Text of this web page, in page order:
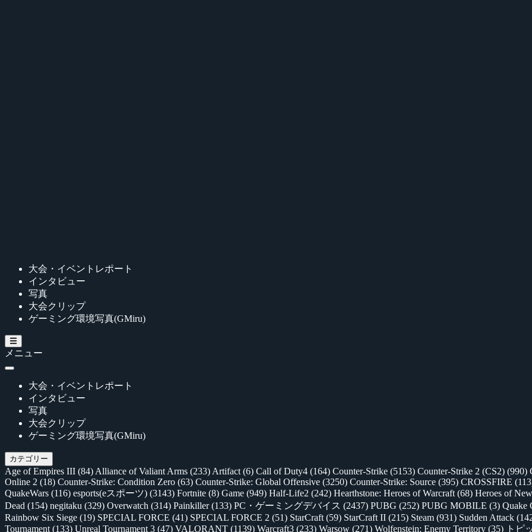
大会・イベントレポート
インタビュー
写真
大会クリップ
ゲーミング環境写真(GMiru)
メニュー
大会・イベントレポート
インタビュー
写真
大会クリップ
ゲーミング環境写真(GMiru)
カテゴリー
Age of Empires III (84) Alliance of Valiant Arms (233) Artifact (6) Call of Duty4 (164) Counter-Strike (5153) Counter-Strike 2 (CS2) (990)
Online 2 (18) Counter-Strike: Condition Zero (63) Counter-Strike: Global Offensive (3250) Counter-Strike: Source (395) CROSSFIRE
QuakeWars (116) esports(eスポーツ) (3143) Fortnite (8) Game (949) Half-Life2 (242) Hearthstone: Heroes of Warcraft (68) Heroes of
Dead (154) negitaku (329) Overwatch (314) Painkiller(133) PC・ゲーミングデバイス (2437) PUBG (252) PUBG MOBILE (3) Quake
Rainbow Six Siege (19) SPECIAL FORCE (41) SPECIAL FORCE 2 (51) StarCraft (59) StarCraft II (215) Steam (931) Sudden Attack
Tournament (133) Unreal Tournament 3 (47) VALORANT (1139) Warcraft3 (233) Warsow (271) Wolfenstein: Enemy Territory (35) トピ